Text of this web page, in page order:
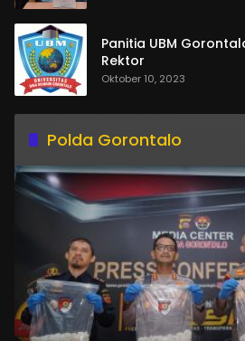
Panitia UBM
Rektor
Oktober 10, 2023
Polda Gorontalo